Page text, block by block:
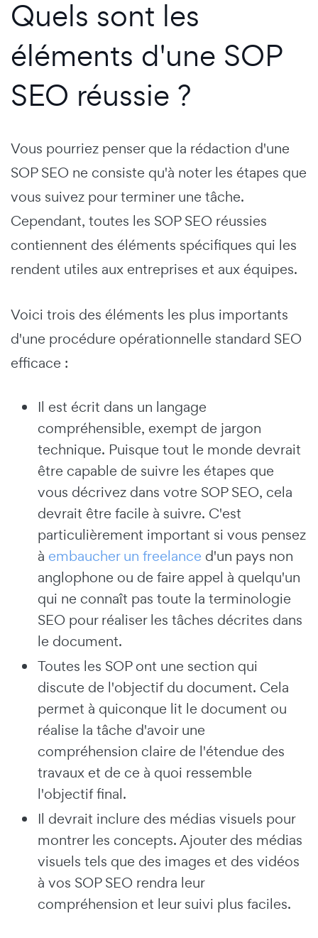
Quels sont les
éléments d'une SOP
SEO réussie ?
Vous pourriez penser que la rédaction d'une
SOP SEO ne consiste qu'à noter les étapes que
vous suivez pour terminer une tâche.
Cependant, toutes les SOP SEO réussies
contiennent des éléments spécifiques qui les
rendent utiles aux entreprises et aux équipes.
Voici trois des éléments les plus importants
d'une procédure opérationnelle standard SEO
efficace :
Il est écrit dans un langage
compréhensible, exempt de jargon
technique. Puisque tout le monde devrait
être capable de suivre les étapes que
vous décrivez dans votre SOP SEO, cela
devrait être facile à suivre. C'est
particulièrement important si vous pensez
à embaucher un freelance d'un pays non
anglophone ou de faire appel à quelqu'un
qui ne connaît pas toute la terminologie
SEO pour réaliser les tâches décrites dans
le document.
Toutes les SOP ont une section qui
discute de l'objectif du document. Cela
permet à quiconque lit le document ou
réalise la tâche d'avoir une
compréhension claire de l'étendue des
travaux et de ce à quoi ressemble
l'objectif final.
Il devrait inclure des médias visuels pour
montrer les concepts. Ajouter des médias
visuels tels que des images et des vidéos
à vos SOP SEO rendra leur
compréhension et leur suivi plus faciles.